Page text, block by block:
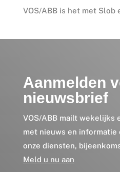
VOS/ABB is het met Slob
Aanmelden
nieuwsbrief
VOS/ABB mailt wekelijks
met nieuws en informatie
onze diensten,
Meld u nu aan